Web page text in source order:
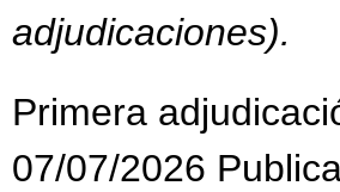
adjudicaciones).
Primera
07/07/2026